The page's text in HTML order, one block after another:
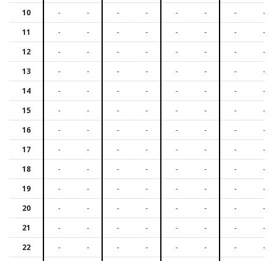
10
- - - - - - -
-
11
- - - - - - -
-
12
- - - - - - -
-
13
- - - - - - -
-
14
- - - - - - -
-
15
- - - - - - -
-
16
- - - - - - -
-
17
- - - - - - -
-
18
- - - - - - -
-
19
- - - - - - -
-
20
- - - - - - -
-
21
- - - - - - -
-
22
- - - - - - -
-